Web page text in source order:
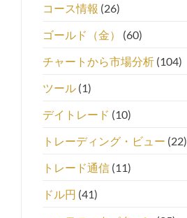
コース情報 (26)
ゴールド（金）
(60)
チャートから市場分析(104)
ツール(1)
デイトレード (10)
トレーディング・ビュー (22)
トレード通信(11)
ドル円 (41)